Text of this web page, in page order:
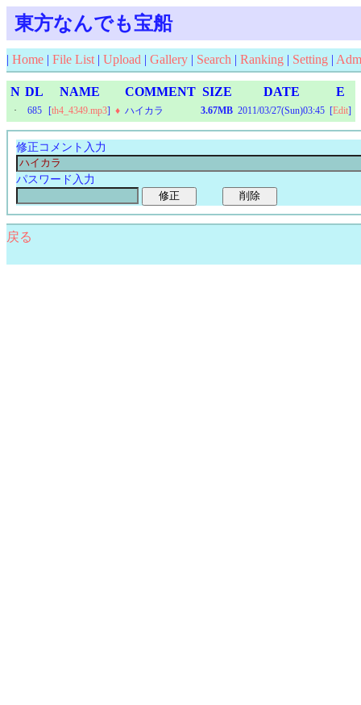
東方なんでも宝船
| Home | File List | Upload | Gallery | Search | Ranking | Setting |
N DL NAME COMMENT SIZE DATE E
· 685 [th4_4349.mp3] ♦ ハイカラ 3.67MB 2011/03/27(Sun)03:45 [Edit]
修正コメント入力
パスワード入力
戻る